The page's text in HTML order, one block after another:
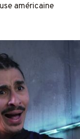
américaine